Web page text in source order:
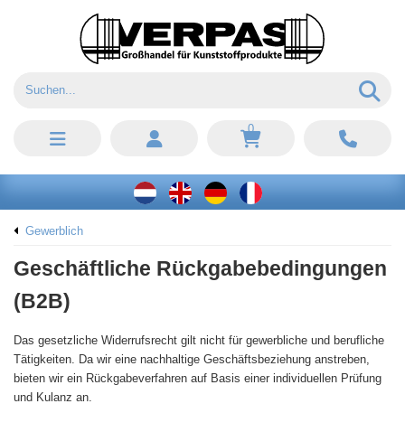
0
Gewerblich
Geschäftliche Rückgabebedingungen
(B2B)
Das gesetzliche Widerrufsrecht gilt nicht für gewerbliche und berufliche
Tätigkeiten. Da wir eine nachhaltige Geschäftsbeziehung anstreben,
bieten wir ein Rückgabeverfahren auf Basis einer individuellen Prüfung
und Kulanz an.